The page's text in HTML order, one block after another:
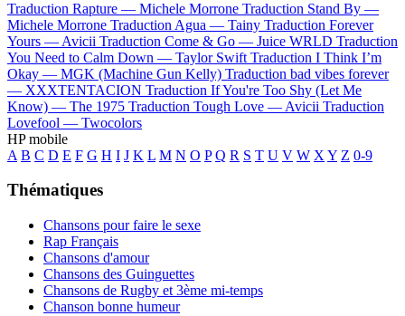
Traduction Rapture — Michele Morrone Traduction Stand By —
Michele Morrone Traduction Agua — Tainy Traduction Forever
Yours — Avicii Traduction Come & Go — Juice WRLD Traduction
You Need to Calm Down — Taylor Swift Traduction I Think I’m
Okay — MGK (Machine Gun Kelly) Traduction bad vibes forever
— XXXTENTACION Traduction If You're Too Shy (Let Me
Know) — The 1975 Traduction Tough Love — Avicii Traduction
Lovefool — Twocolors
HP mobile
A B C D E F G H I J K L M N O P Q R S T U V W X Y Z 0-9
Thématiques
Chansons pour faire le sexe
Rap Français
Chansons d'amour
Chansons des Guinguettes
Chansons de Rugby et 3ème mi-temps
Chanson bonne humeur